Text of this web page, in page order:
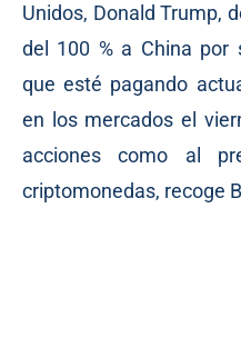
Unidos, Donald Trump,
del 100 % a China por
que esté pagando
en los mercados el
acciones como al
criptomonedas, recoge